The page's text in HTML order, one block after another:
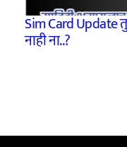
Sim Card Update
नाही ना..?